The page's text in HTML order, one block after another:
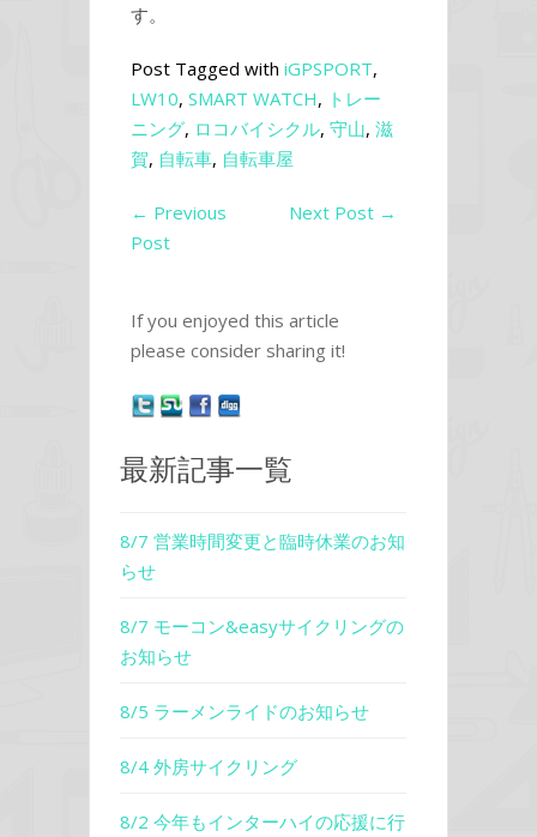
す。
Post Tagged with iGPSPORT,
LW10, SMART WATCH, トレー
ニング, ロコバイシクル, 守山, 滋
賀, 自転車, 自転車屋
← Previous
Post
Next Post →
If you enjoyed this article
please consider sharing it!
最新記事一覧
8/7 営業時間変更と臨時休業のお知
らせ
8/7 モーコン&easyサイクリングの
お知らせ
8/5 ラーメンライドのお知らせ
8/4 外房サイクリング
8/2 今年もインターハイの応援に行